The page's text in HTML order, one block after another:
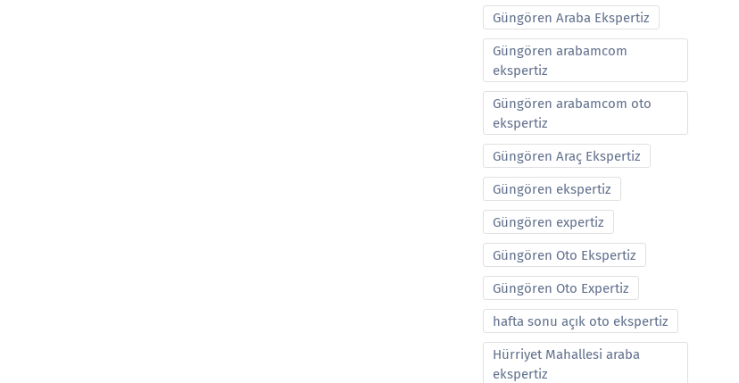
Güngören Araba Ekspertiz
Güngören arabamcom
ekspertiz
Güngören arabamcom oto
ekspertiz
Güngören Araç Ekspertiz
Güngören ekspertiz
Güngören expertiz
Güngören Oto Ekspertiz
Güngören Oto Expertiz
hafta sonu açık oto ekspertiz
Hürriyet Mahallesi araba
ekspertiz